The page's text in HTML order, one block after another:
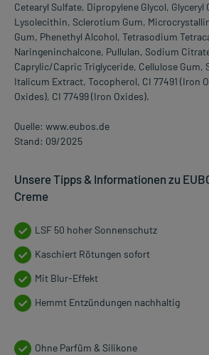
Cetearyl Sulfate, Dipropylene Glycol, Glyceryl
Lysolecithin, Sclerotium Gum,
Gum, Phenethyl Alcohol, Tetrasodium
Naringeninchalcone, Pullulan, Sodium
Caprylic/Capric Triglyceride, Cellulose Gum,
Italicum Extract, Tocopherol, CI 77491 (Iron
Oxides), CI 77499 (Iron Oxides).
Quelle: www.eubos.de
Stand: 09/2025
Unsere Tipps & Informationen zu
Creme
LSF 50 hoher Sonnenschutz
Kaschiert Rötungen sofort
Mit Blur-Effekt
Hemmt Entzündungen nachhaltig
Ohne Parfüm & Silikone